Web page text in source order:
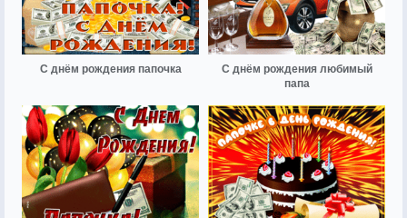
С днём рождения папочка
С днём рождения любимый
папа